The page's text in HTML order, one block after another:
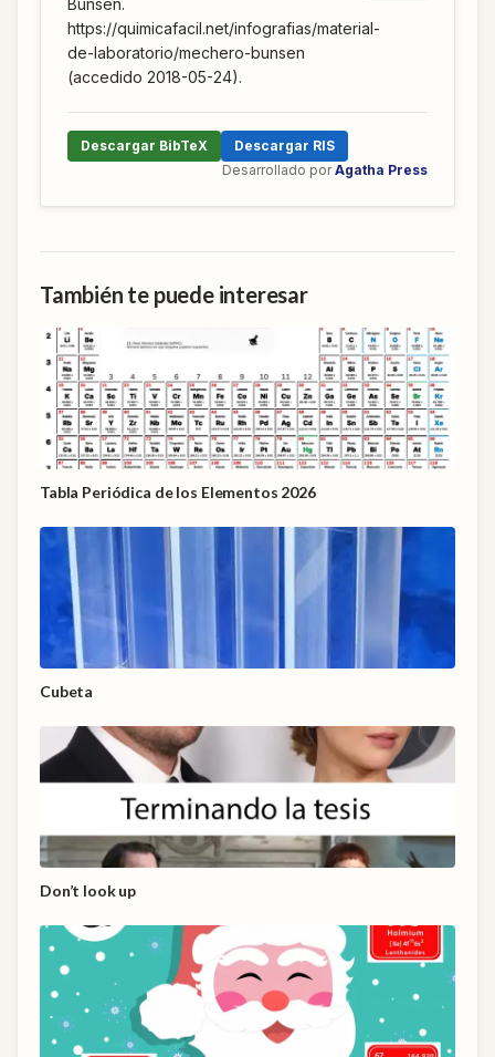
Bunsen.
https://quimicafacil.net/infografias/material-
de-laboratorio/mechero-bunsen
(accedido 2018-05-24).
Descargar BibTeX
Descargar RIS
Desarrollado por Agatha Press
También te puede interesar
Tabla Periódica de los Elementos 2026
Cubeta
Don’t look up